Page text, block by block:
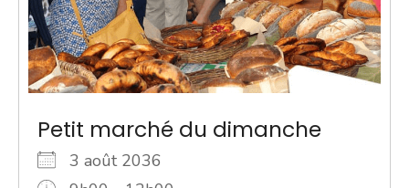
Petit marché du dimanche
3 août 2036